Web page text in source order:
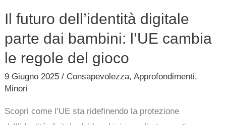
Il futuro dell’identità digitale
parte dai bambini: l’UE cambia
le regole del gioco
9 Giugno 2025/ Consapevolezza,Approfondimenti,
Minori
Scopri come l’UE sta ridefinendo la protezione
regole
del